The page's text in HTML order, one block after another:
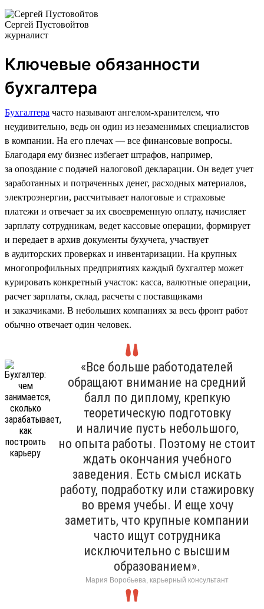
Сергей Пустовойтов
журналист
Ключевые обязанности
бухгалтера
Бухгалтера часто называют ангелом-хранителем, что
неудивительно, ведь он один из незаменимых специалистов
в компании. На его плечах — все финансовые вопросы.
Благодаря ему бизнес избегает штрафов, например,
за опоздание с подачей налоговой декларации. Он ведет учет
заработанных и потраченных денег, расходных материалов,
электроэнергии, рассчитывает налоговые и страховые
платежи и отвечает за их своевременную оплату, начисляет
зарплату сотрудникам, ведет кассовые операции, формирует
и передает в архив документы бухучета, участвует
в аудиторских проверках и инвентаризации. На крупных
многопрофильных предприятиях каждый бухгалтер может
курировать конкретный участок: касса, валютные операции,
расчет зарплаты, склад, расчеты с поставщиками
и заказчиками. В небольших компаниях за весь фронт работ
обычно отвечает один человек.
«Все больше работодателей
обращают внимание на средний
балл по диплому, крепкую
теоретическую подготовку
и наличие пусть небольшого,
но опыта работы. Поэтому не стоит
ждать окончания учебного
заведения. Есть смысл искать
работу, подработку или стажировку
во время учебы. И еще хочу
заметить, что крупные компании
часто ищут сотрудника
исключительно с высшим
образованием».
Мария Воробьева, карьерный консультант